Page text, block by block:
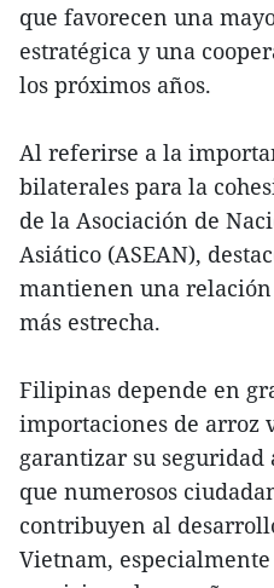
que favorecen una
estratégica y una
los próximos años.
Al referirse a la
bilaterales para la
de la Asociación de
Asiático (ASEAN),
mantienen una
más estrecha.
Filipinas depende en
importaciones de arroz
garantizar su
que numerosos
contribuyen al
Vietnam,